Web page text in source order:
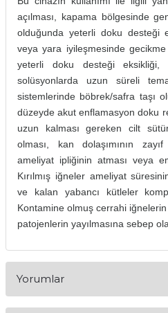
açılması, kapama bölgesinde
olduğunda yeterli doku desteği
veya yara iyileşmesinde
yeterli doku desteği
solüsyonlarda uzun süreli
sistemlerinde böbrek/safra taşı
düzeyde akut enflamasyon doku
uzun kalması gereken cilt
olması, kan dolaşımının
ameliyat ipliğinin atması veya
Kırılmış iğneler ameliyat
ve kalan yabancı kütleler
Kontamine olmuş cerrahi
patojenlerin yayılmasına sebep
Yorumlar